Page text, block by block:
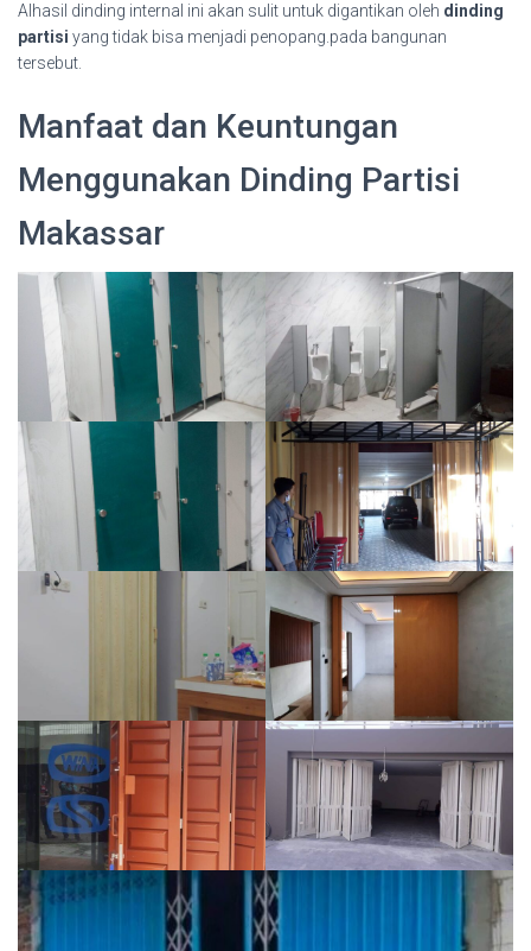
Alhasil dinding internal ini akan sulit untuk digantikan oleh dinding
partisi yang tidak bisa menjadi penopang.pada bangunan
tersebut.
Manfaat dan Keuntungan
Menggunakan Dinding Partisi
Makassar